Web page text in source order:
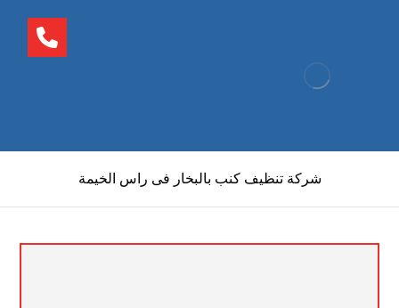
شركة تنظيف كنب بالبخار فى راس الخيمة